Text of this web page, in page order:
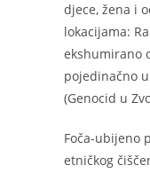
djece, žena i
lokacijama:
ekshumirano
pojedinačno
(Genocid u
Foča-ubijeno
etničkog